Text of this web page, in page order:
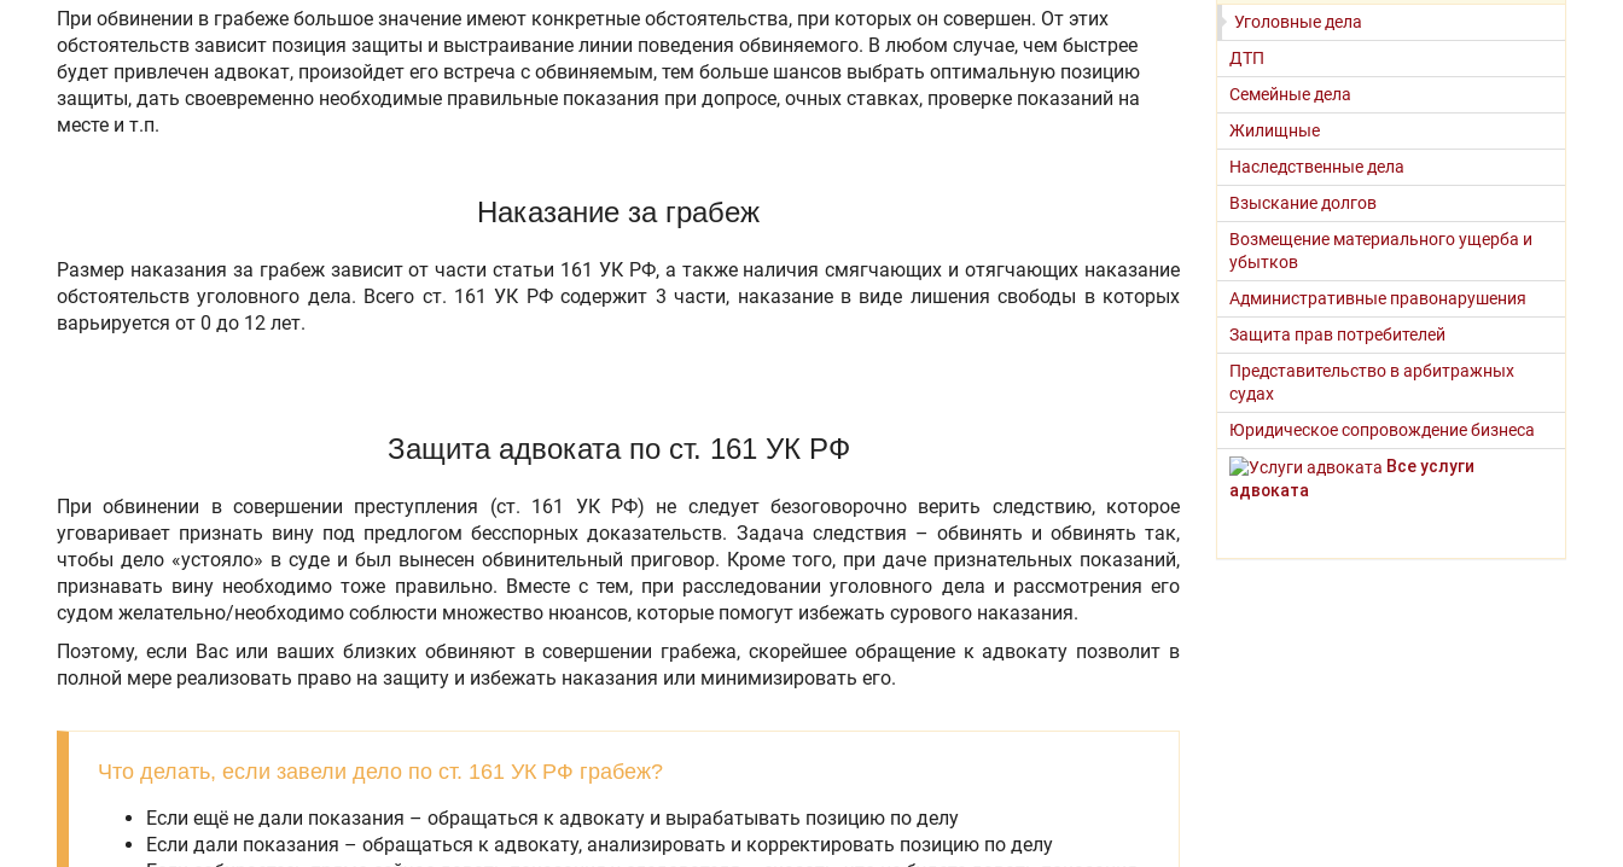
При обвинении в грабеже большое значение имеют конкретные обстоятельства, при которых он совершен. От этих
обстоятельств зависит позиция защиты и выстраивание линии поведения обвиняемого. В любом случае, чем быстрее
будет привлечен адвокат, произойдет его встреча с обвиняемым, тем больше шансов выбрать оптимальную позицию
защиты, дать своевременно необходимые правильные показания при допросе, очных ставках, проверке показаний на
месте и т.п.
Наказание за грабеж
Размер наказания за грабеж зависит от части статьи 161 УК РФ, а также наличия смягчающих и отягчающих наказание
обстоятельств уголовного дела. Всего ст. 161 УК РФ содержит 3 части, наказание в виде лишения свободы в которых
варьируется от 0 до 12 лет.
Защита адвоката по ст. 161 УК РФ
При обвинении в совершении преступления (ст. 161 УК РФ) не следует безоговорочно верить следствию, которое
уговаривает признать вину под предлогом бесспорных доказательств. Задача следствия – обвинять и обвинять так,
чтобы дело «устояло» в суде и был вынесен обвинительный приговор. Кроме того, при даче признательных показаний,
признавать вину необходимо тоже правильно. Вместе с тем, при расследовании уголовного дела и рассмотрения его
судом желательно/необходимо соблюсти множество нюансов, которые помогут избежать сурового наказания.
Поэтому, если Вас или ваших близких обвиняют в совершении грабежа, скорейшее обращение к адвокату позволит в
полной мере реализовать право на защиту и избежать наказания или минимизировать его.
Что делать, если завели дело по ст. 161 УК РФ грабеж?
Если ещё не дали показания – обращаться к адвокату и вырабатывать позицию по делу
Если дали показания – обращаться к адвокату, анализировать и корректировать позицию по делу
Уголовные дела
ДТП
Семейные дела
Жилищные
Наследственные дела
Взыскание долгов
Возмещение материального ущерба и
убытков
Административные правонарушения
Защита прав потребителей
Представительство в арбитражных
судах
Юридическое сопровождение бизнеса
Все услуги
адвоката